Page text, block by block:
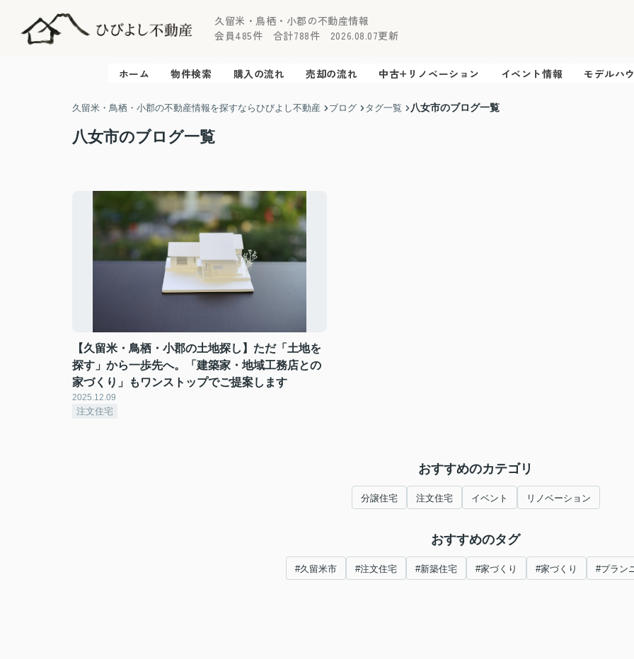
久留米・鳥栖・小郡の不動産情報
会員485件 合計788件 2026.08.07更新
ホーム 物件検索 購入の流れ 売却の流れ 中古+リノベーション イベント情報 モデルハ
久留米・鳥栖・小郡の不動産情報を探すならひびよし不動産 ブログ タグ一覧 八女市のブログ一覧
八女市のブログ一覧
【久留米・鳥栖・小郡の土地探し】ただ「土地を
探す」から一歩先へ。「建築家・地域工務店との
家づくり」もワンストップでご提案します
2025.12.09
注文住宅
おすすめのカテゴリ
分譲住宅 注文住宅 イベント リノベーション
おすすめのタグ
#久留米市 #注文住宅 #新築住宅 #家づくり #家づくり #プラン